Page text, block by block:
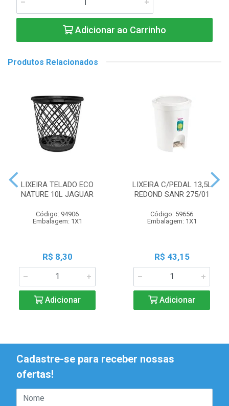
Adicionar ao Carrinho
Produtos Relacionados
LIXEIRA TELADO ECO
NATURE 10L JAGUAR
Código: 94906
Embalagem: 1X1
R$ 8,30
Adicionar
LIXEIRA C/PEDAL 13,5L
REDOND SANR 275/01
Código: 59656
Embalagem: 1X1
R$ 43,15
Adicionar
Cadastre-se para receber nossas
ofertas!